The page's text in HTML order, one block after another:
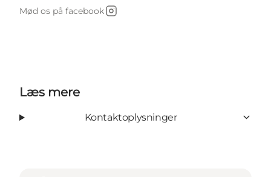
Mød os på facebook
Instagram
Læs mere
Kontaktoplysninger